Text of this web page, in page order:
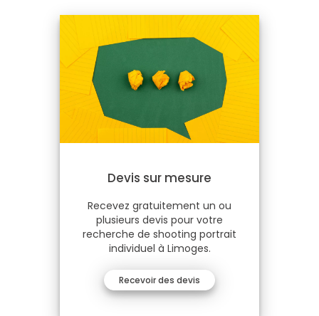
Devis sur mesure
Recevez gratuitement un ou
plusieurs devis pour votre
recherche de shooting portrait
individuel à Limoges.
Recevoir des devis